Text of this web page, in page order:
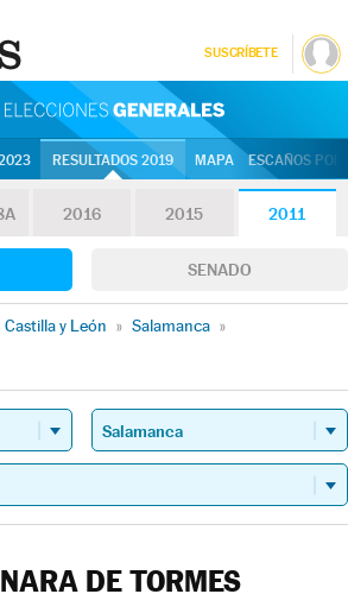
SUSCRÍBETE
RESULTADOS 2019 MAPA ESCAÑOS
2016 2015 2011
SENADO
Castilla y León » Salamanca »
DE TORMES